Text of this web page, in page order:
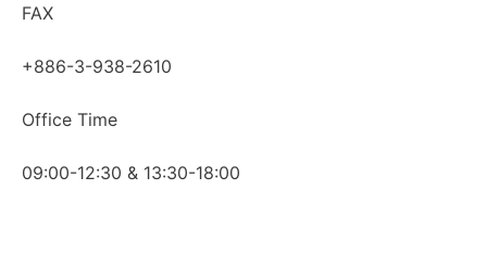
FAX
+886-3-938-2610
Office Time
09:00-12:30 & 13:30-18:00